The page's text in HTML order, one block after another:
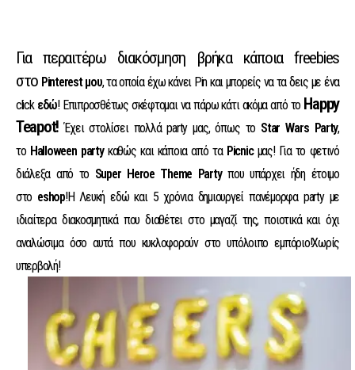
Για περαιτέρω διακόσμηση βρήκα κάποια freebies
στο Pinterest μου, τα οποία έχω κάνει Pin και μπορείς να τα δεις με ένα
click εδώ! Επιπροσθέτως σκέφτομαι να πάρω κάτι ακόμα από το Happy
Teapot! Έχει στολίσει πολλά party μας, όπως το Star Wars Party,
τοHalloween party καθώς και κάποια από τα Picnic μας! Για το φετινό
διάλεξα από το Super Heroe Theme Party που υπάρχει ήδη έτοιμο
στο eshop!Η Λευκή εδώ και 5 χρόνια δημιουργεί πανέμορφα party με
ιδιαίτερα διακοσμητικά που διαθέτει στο μαγαζί της, ποιοτικά και όχι
αναλώσιμα όσο αυτά που κυκλοφορούν στο υπόλοιπο εμπόριο!Χωρίς
υπερβολή!